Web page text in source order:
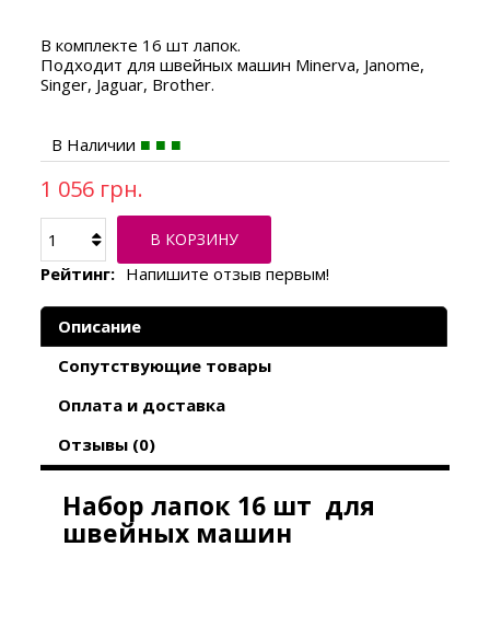
В комплекте 16 шт лапок.
Подходит для швейных машин Minerva, Janome,
Singer, Jaguar, Brother.
В Наличии
1 056 грн.
В КОРЗИНУ
Рейтинг: Напишите отзыв первым!
Описание
Сопутствующие товары
Оплата и доставка
Отзывы (0)
Набор лапок 16 шт для
швейных машин